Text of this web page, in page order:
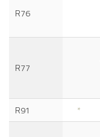
R76
R77
R91 *